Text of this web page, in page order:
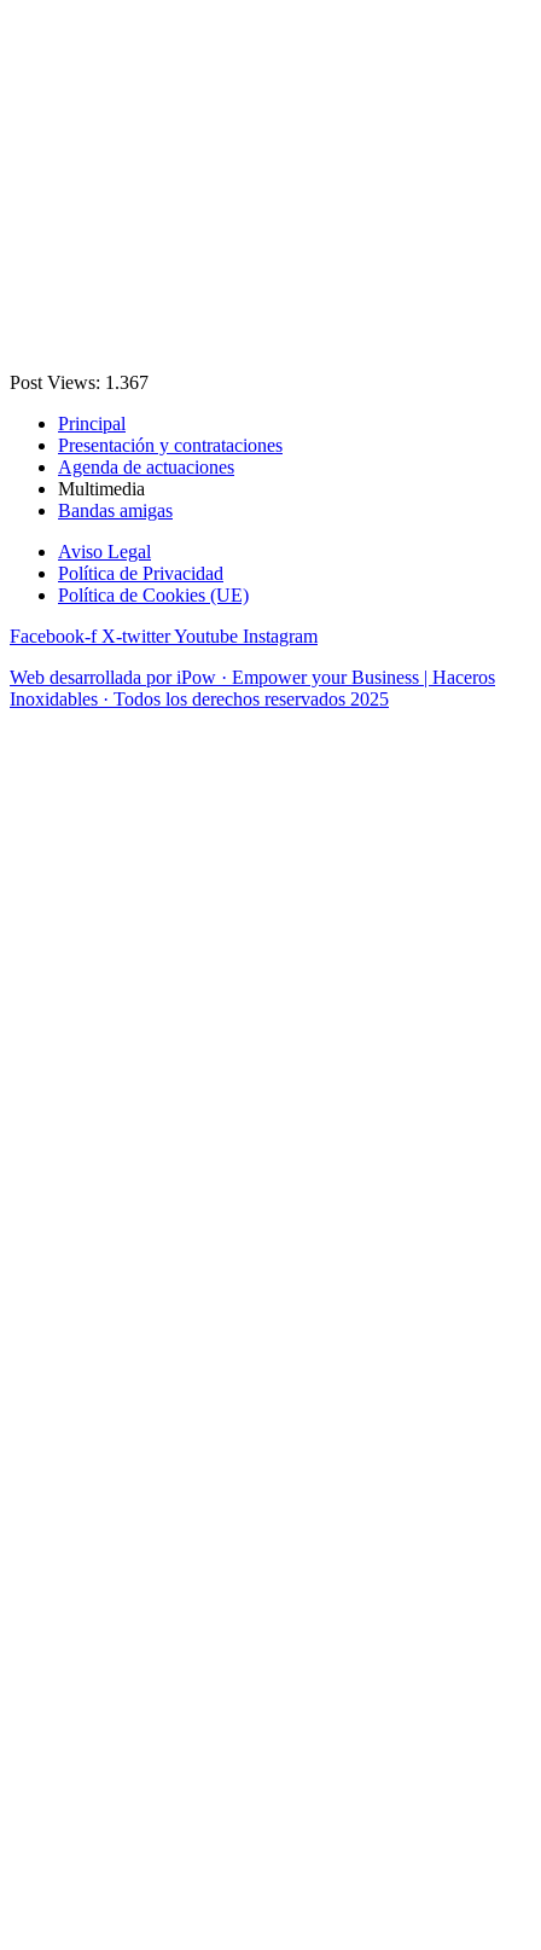
Post Views: 1.367
Principal
Presentación y contrataciones
Agenda de actuaciones
Multimedia
Bandas amigas
Aviso Legal
Política de Privacidad
Política de Cookies (UE)
Facebook-f X-twitterYoutube Instagram
Web desarrollada por iPow · Empower your Business | Haceros
Inoxidables · Todos los derechos reservados 2025